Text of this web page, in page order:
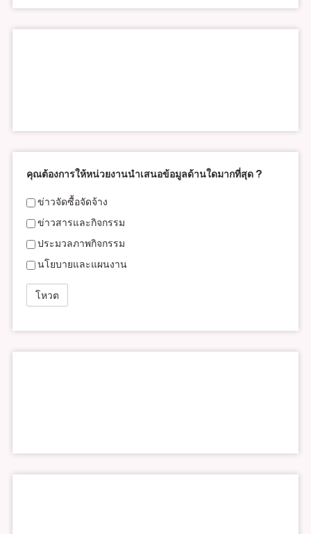
คุณต้องการให้หน่วยงานนำเสนอข้อมูลด้านใดมากที่สุด ?
ข่าวจัดซื้อจัดจ้าง
ข่าวสารและกิจกรรม
ประมวลภาพกิจกรรม
นโยบายและแผนงาน